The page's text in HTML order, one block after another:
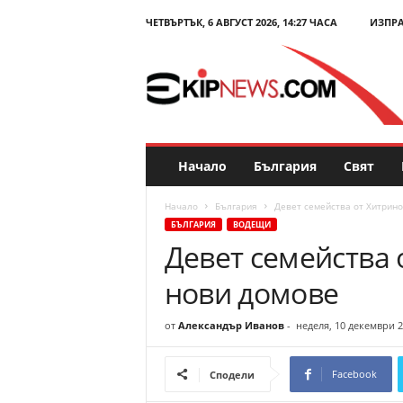
ЧЕТВЪРТЪК, 6 АВГУСТ 2026, 14:27 ЧАСА
E
p
N
н
Начало България Свят
Начало България Девет семейства от
БЪЛГАРИЯ ВОДЕЩИ
Девет
нови домове
от Александър Иванов- неделя, 10 декември
Сподели Facebook